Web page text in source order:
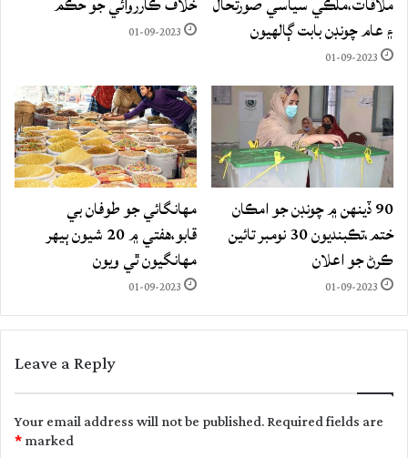
۽ عام چونڊن بابت ڳالهيون
01-09-2023
01-09-2023
90 ڏينهن ۾ چونڊن جو امڪان
ختم،تڪبنديون 30 نومبر تائين
ڪرڻ جو اعلان
01-09-2023
مهانگائي جو طوفان بي
قابو،هفتي ۾ 20 شيون ٻيهر
مهانگيون ٿي ويون
01-09-2023
Leave a Reply
Your email address will not be published.Required fields are
marked
*